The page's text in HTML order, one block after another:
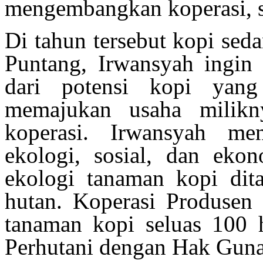
mengembangkan
Di tahun tersebut kopi
Puntang, Irwansyah ingin
dari potensi kopi yang
memajukan usaha
koperasi. Irwansyah
ekologi, sosial, dan
ekologi tanaman kopi
hutan. Koperasi
tanaman kopi seluas 100
Perhutani dengan Hak